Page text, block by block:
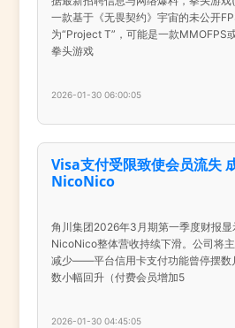
一款基于《无畏契约》宇宙的未公开
为“Project T”，可能是一款MMOFPS
拳头游戏
2026-01-30 06:00:05
Visa支付受限致使会员流失
NicoNico
角川集团2026年3月期第一季度财报
NicoNico整体营收持续下滑。公司将
减少——平台信用卡支付功能曾停摆数
数小幅回升（付费会员增加5
2026-01-30 04:45:05